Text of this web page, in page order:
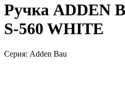
Ручка ADDEN
S-560 WHITE
Серия: Adden Bau